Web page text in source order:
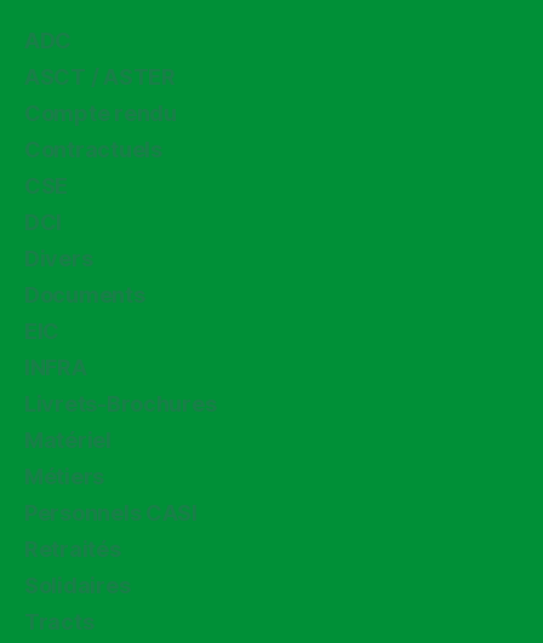
ADC
ASCT / ASTER
Compte rendu
Contractuels
CSE
DCI
Divers
Documents
EIC
INFRA
Livrets-Brochures
Matériel
Métiers
Personnels CASI
Retraités
Solidaires
Tracts